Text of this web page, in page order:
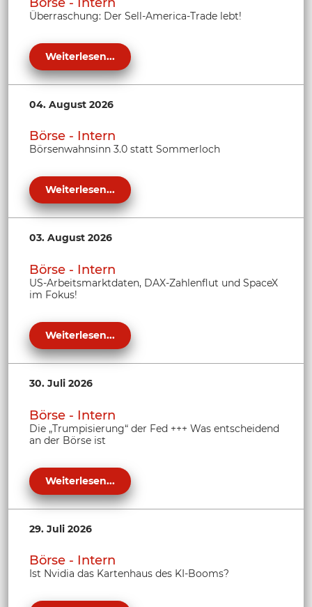
Überraschung: Der Sell-America-Trade lebt!
Weiterlesen...
04. August 2026
Börse - Intern
Börsenwahnsinn 3.0 statt Sommerloch
Weiterlesen...
03. August 2026
Börse - Intern
US-Arbeitsmarktdaten, DAX-Zahlenflut und SpaceX
im Fokus!
Weiterlesen...
30. Juli 2026
Börse - Intern
Die „Trumpisierung“ der Fed +++ Was entscheidend
an der Börse ist
Weiterlesen...
29. Juli 2026
Börse - Intern
Ist Nvidia das Kartenhaus des KI-Booms?